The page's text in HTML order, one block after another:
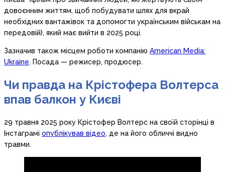
довоєнним життям, щоб побудувати шлях для вкрай
необхідних вантажівок та допомогти українським військам на
передовій), який має вийти в 2025 році.
Зазначив також місцем роботи компанію American Media:
Ukraine. Посада — режисер, продюсер.
Чи правда на Крістофера Волтерса
впав балкон у Києві
29 травня 2025 року Крістофер Волтерс на своїй сторінці в
Інстаграмі опублікував відео, де на його обличчі видно
травми.